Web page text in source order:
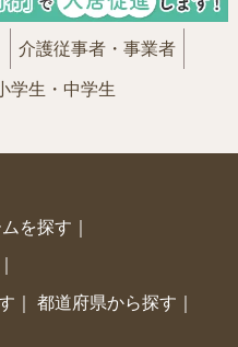
介護従事者・事業者
学生・中学生
を探す
都道府県から探す